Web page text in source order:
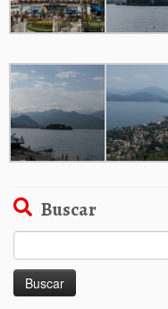
Buscar